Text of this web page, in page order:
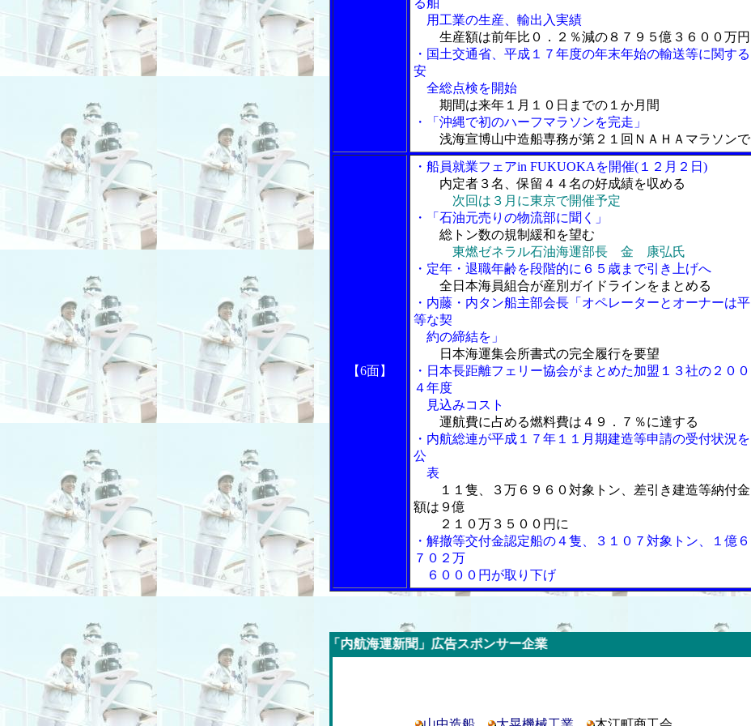
る舶
用工業の生産、輸出入実績
生産額は前年比０．２％減の８７９５億３６００万円
・国土交通省、平成１７年度の年末年始の輸送等に関する
安
全総点検を開始
期間は来年１月１０日までの１か月間
・「沖縄で初のハーフマラソンを完走」
浅海宣博山中造船専務が第２１回ＮＡＨＡマラソンで
【6面】
・船員就業フェアin FUKUOKAを開催(１２月２日)
内定者３名、保留４４名の好成績を収める
次回は３月に東京で開催予定
・「石油元売りの物流部に聞く」
総トン数の規制緩和を望む
東燃ゼネラル石油海運部長 金 康弘氏
・定年・退職年齢を段階的に６５歳まで引き上げへ
全日本海員組合が産別ガイドラインをまとめる
・内藤・内タン船主部会長「オペレーターとオーナーは平
等な契
約の締結を」
日本海運集会所書式の完全履行を要望
・日本長距離フェリー協会がまとめた加盟１３社の２００
４年度
見込みコスト
運航費に占める燃料費は４９．７％に達する
・内航総連が平成１７年１１月期建造等申請の受付状況を
公
表
１１隻、３万６９６０対象トン、差引き建造等納付金
額は９億
２１０万３５００円に
・解撤等交付金認定船の４隻、３１０７対象トン、１億６
７０２万
６０００円が取り下げ
今週の「内航海運新聞」広告スポンサー企業